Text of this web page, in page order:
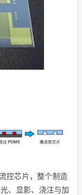
控芯片，整个制造
、显影、浇注与加